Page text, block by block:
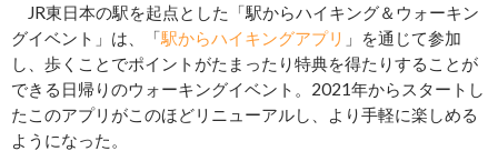
JR東日本の駅を起点とした「駅からハイキング＆ウォーキン
グイベント」は、「駅からハイキングアプリ 」を通じて参加
し、歩くことでポイントがたまったり特典を得たりすることが
できる日帰りのウォーキングイベント。2021年からスタートし
たこのアプリがこのほどリニューアルし、より手軽に楽しめる
ようになった。